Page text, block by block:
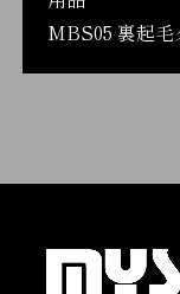
MBS05 裏起毛